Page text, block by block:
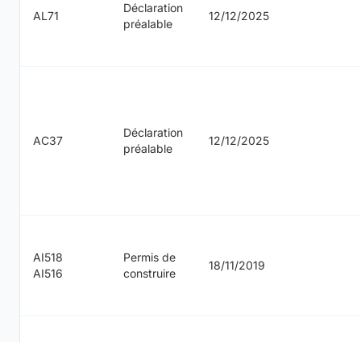
AL71
Déclaration
préalable
12/12/2025
AC37
Déclaration
préalable
12/12/2025
AI518
AI516
Permis de
construire
18/11/2019